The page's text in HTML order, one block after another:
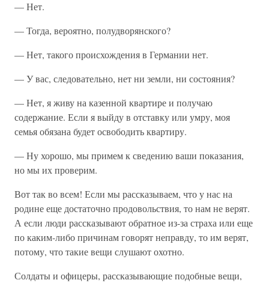
— Нет.
— Тогда, вероятно, полудворянского?
— Нет, такого происхождения в Германии нет.
— У вас, следовательно, нет ни земли, ни состояния?
— Нет, я живу на казенной квартире и получаю
содержание. Если я выйду в отставку или умру, моя
семья обязана будет освободить квартиру.
— Ну хорошо, мы примем к сведению ваши показания,
но мы их проверим.
Вот так во всем! Если мы рассказываем, что у нас на
родине еще достаточно продовольствия, то нам не верят.
А если люди рассказывают обратное из-за страха или еще
по каким-либо причинам говорят неправду, то им верят,
потому, что такие вещи слушают охотно.
Солдаты и офицеры, рассказывающие подобные вещи,